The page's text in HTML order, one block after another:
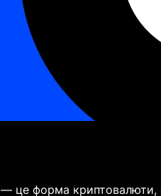
— це форма криптовалюти,